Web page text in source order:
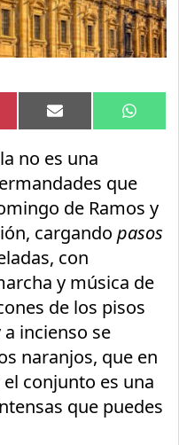
Compartir
en
Email
en
no es una
que
de Ramos y
cargandopasos
con
y música de
de los pisos
incienso se
naranjos, que en
conjunto es una
que puedes